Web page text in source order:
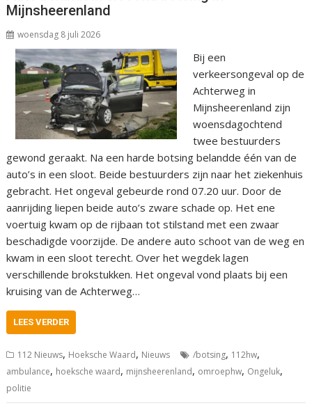
Mijnsheerenland
woensdag 8 juli 2026
Bij een
verkeersongeval op de
Achterweg in
Mijnsheerenland zijn
woensdagochtend
twee bestuurders
gewond geraakt. Na een harde botsing belandde één van de
auto’s in een sloot. Beide bestuurders zijn naar het ziekenhuis
gebracht. Het ongeval gebeurde rond 07.20 uur. Door de
aanrijding liepen beide auto’s zware schade op. Het ene
voertuig kwam op de rijbaan tot stilstand met een zwaar
beschadigde voorzijde. De andere auto schoot van de weg en
kwam in een sloot terecht. Over het wegdek lagen
verschillende brokstukken. Het ongeval vond plaats bij een
kruising van de Achterweg…
LEES VERDER
112 Nieuws, Hoeksche Waard, Nieuws /botsing, 112hw,
ambulance, hoeksche waard, mijnsheerenland, omroephw, Ongeluk,
politie